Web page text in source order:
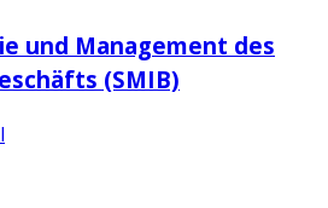
und Management des
(SMIB)